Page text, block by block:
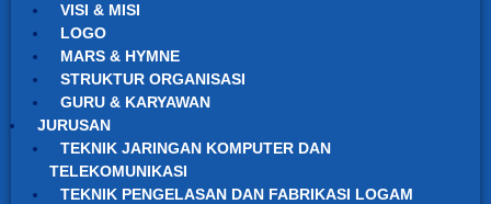
VISI & MISI
LOGO
MARS & HYMNE
STRUKTUR ORGANISASI
GURU & KARYAWAN
JURUSAN
TEKNIK JARINGAN KOMPUTER DAN
TELEKOMUNIKASI
TEKNIK PENGELASAN DAN FABRIKASI LOGAM